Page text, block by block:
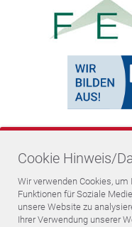
Cookie Hinweis/
Wir verwenden Cookies,
Funktionen für Soziale
unsere Website zu
Ihrer Verwendung unserer